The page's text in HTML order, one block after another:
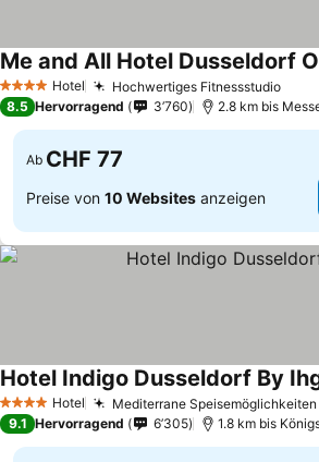
4 Sterne Hotel Hochwertiges Fitnessstudio
8.5 Hervorragend 3’760 2.8 km bis
Ab CHF 77
Preise von 10 Websites anzeigen
4 Sterne Hotel Mediterrane Speisemöglichkeiten
Hotel Indigo Dusseldorf By
9.1 Hervorragend 6’305 1.8 km bis